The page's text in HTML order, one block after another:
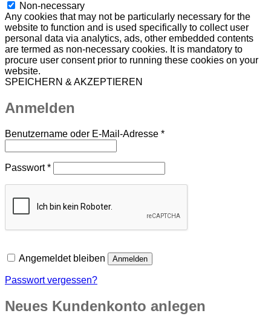
Non-necessary
Any cookies that may not be particularly necessary for the
website to function and is used specifically to collect user
personal data via analytics, ads, other embedded contents
are termed as non-necessary cookies. It is mandatory to
procure user consent prior to running these cookies on your
website.
SPEICHERN & AKZEPTIEREN
Anmelden
Benutzername oder E-Mail-Adresse *Erforderlich
Passwort*Erforderlich
Angemeldet bleiben Anmelden
Passwort vergessen?
Neues Kundenkonto anlegen